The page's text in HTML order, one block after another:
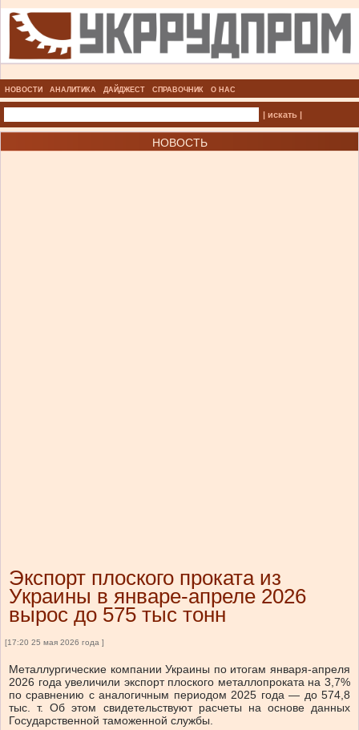
НОВОСТИ АНАЛИТИКА ДАЙДЖЕСТ СПРАВОЧНИК О НАС
| искать |
НОВОСТЬ
Экспорт плоского проката из
Украины в январе-апреле 2026
вырос до 575 тыс тонн
[17:20 25 мая 2026 года ]
Металлургические компании Украины по итогам января-апреля
2026 года увеличили экспорт плоского металлопроката на 3,7%
по сравнению с аналогичным периодом 2025 года — до 574,8
тыс. т. Об этом свидетельствуют расчеты на основе данных
Государственной таможенной службы.